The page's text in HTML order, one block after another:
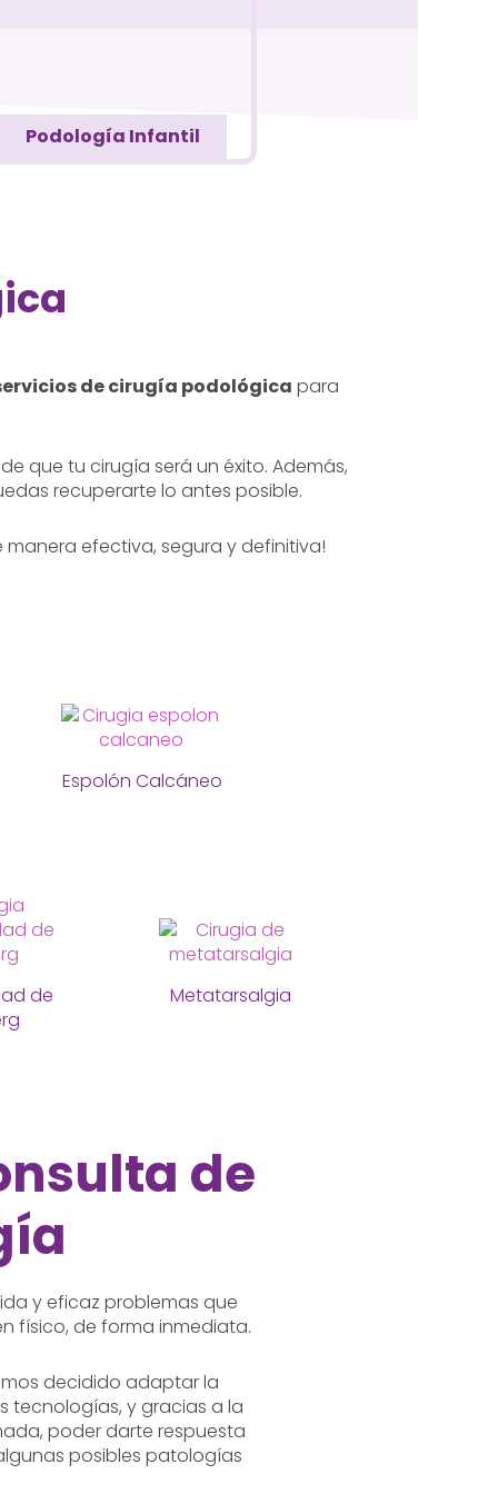
Podología Infantil
de cirugía podológica para
que tu cirugía será un éxito. Además,
recuperarte lo antes posible.
efectiva, segura y definitiva!
Espolón Calcáneo
de
Metatarsalgia
de
y eficaz problemas que
físico, de forma inmediata.
decidido adaptar la
tecnologías, y gracias a la
poder darte respuesta
posibles patologías